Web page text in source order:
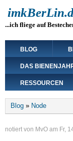
zum
Inhalt
...ich fliege auf
Main
navigation
BLOG
DAS
RESSOURCEN
Breadcrumb
Blog Node
notiert von MvO am Fr,